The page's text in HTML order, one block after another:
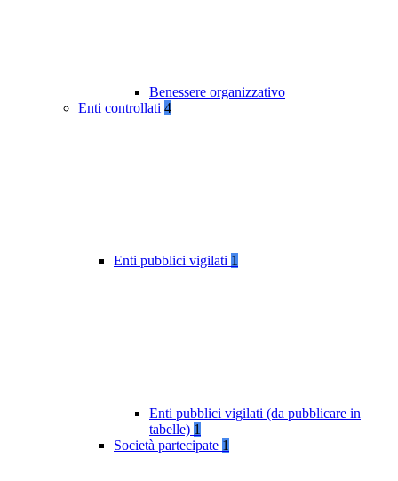
Benessere organizzativo
Enti controllati 4
Enti pubblici vigilati 1
Enti pubblici vigilati (da pubblicare in
tabelle) 1
Società partecipate 1